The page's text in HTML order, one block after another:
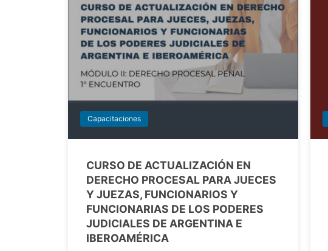
Capacitaciones
CURSO DE ACTUALIZACIÓN EN
DERECHO PROCESAL PARA JUECES
Y JUEZAS, FUNCIONARIOS Y
FUNCIONARIAS DE LOS PODERES
JUDICIALES DE ARGENTINA E
IBEROAMÉRICA